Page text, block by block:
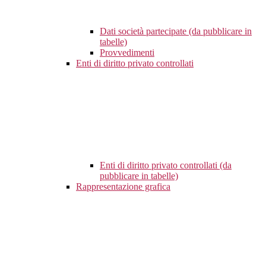
Dati società partecipate (da pubblicare in
tabelle)
Provvedimenti
Enti di diritto privato controllati
Enti di diritto privato controllati (da
pubblicare in tabelle)
Rappresentazione grafica